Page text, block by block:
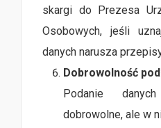
skargi do Prezesa
Osobowych, jeśli
danych narusza
Dobrowolność
Podanie
dobrowolne, ale w